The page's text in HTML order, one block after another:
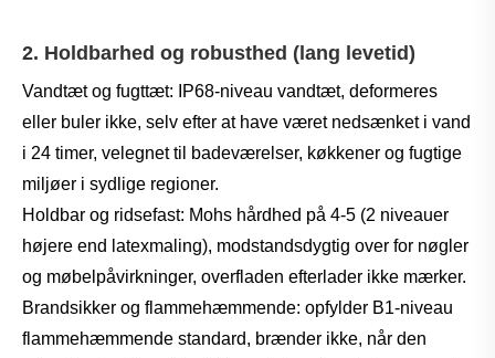
2. Holdbarhed og robusthed (lang levetid)
Vandtæt og fugttæt: IP68-niveau vandtæt, deformeres
eller buler ikke, selv efter at have været nedsænket i vand
i 24 timer, velegnet til badeværelser, køkkener og fugtige
miljøer i sydlige regioner.
Holdbar og ridsefast: Mohs hårdhed på 4-5 (2 niveauer
højere end latexmaling), modstandsdygtig over for nøgler
og møbelpåvirkninger, overfladen efterlader ikke mærker.
Brandsikker og flammehæmmende: opfylder B1-niveau
flammehæmmende standard, brænder ikke, når den